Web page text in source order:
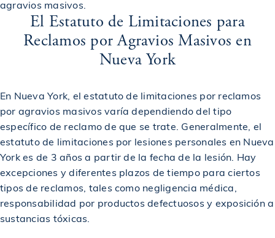
$1,675,000 Otorgado en un accidente de coche
Otorgado a víctima de un caso de accidente por
$1,750,000 Premiado en un accidente de construcción
$1,750,000 Premiado en un accidente de bicicleta
$1,785,000 Acuerdo en caso de accidente de ascensor
agravios masivos.
El Estatuto de Limitaciones para
Reclamos por Agravios Masivos en
Nueva York
En Nueva York, el estatuto de limitaciones por reclamos
por agravios masivos varía dependiendo del tipo
específico de reclamo de que se trate. Generalmente, el
estatuto de limitaciones por lesiones personales en Nueva
York es de 3 años a partir de la fecha de la lesión. Hay
excepciones y diferentes plazos de tiempo para ciertos
tipos de reclamos, tales como negligencia médica,
responsabilidad por productos defectuosos y exposición a
sustancias tóxicas.